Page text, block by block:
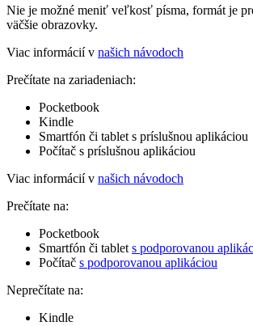
Nie je možné meniť veľkosť písma, formát je
väčšie obrazovky.
Viac informácií v našich návodoch
Prečítate na zariadeniach:
Pocketbook
Kindle
Smartfón či tablet s príslušnou aplikáciou
Počítač s príslušnou aplikáciou
Viac informácií v našich návodoch
Prečítate na:
Pocketbook
Smartfón či tablet s podporovanou
Počítač s podporovanou aplikáciou
Neprečítate na:
Kindle